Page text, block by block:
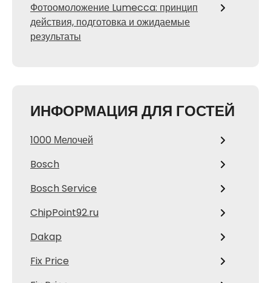
Фотоомоложение Lumecca: принцип
действия, подготовка и ожидаемые
результаты
ИНФОРМАЦИЯ ДЛЯ ГОСТЕЙ
1000 Мелочей
Bosch
Bosch Service
ChipPoint92.ru
Dakap
Fix Price